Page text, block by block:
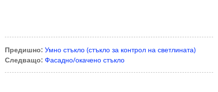
Предишно: Умно стъкло (стъкло за контрол на светлината)
Следващо: Фасадно/окачено стъкло